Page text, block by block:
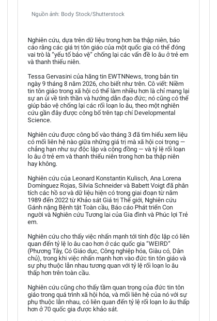
Nguồn ảnh: Body Stock/Shutterstock
Nghiên cứu, dựa trên dữ liệu trong hơn ba thập niên, báo
cáo rằng các giá trị tôn giáo của một quốc gia có thể đóng
vai trò là “yếu tố bảo vệ” chống lại các vấn đề lo âu ở trẻ em
và thanh thiếu niên.
Tessa Gervasini của hãng tin EWTNNews, trong bản tin
ngày 9 tháng 8 năm 2026, cho biết như trên. Cô viết: Niềm
tin tôn giáo trong xã hội có thể làm nhiều hơn là chỉ mang lại
sự an ủi về tinh thần và hướng dẫn đạo đức; nó cũng có thể
giúp bảo vệ chống lại các rối loạn lo âu, theo một nghiên
cứu gần đây được công bố trên tạp chí Developmental
Science.
Nghiên cứu được công bố vào tháng 3 đã tìm hiểu xem liệu
có mối liên hệ nào giữa những giá trị mà xã hội coi trọng —
chẳng hạn như sự độc lập và cộng đồng — và tỷ lệ rối loạn
lo âu ở trẻ em và thanh thiếu niên trong hơn ba thập niên
hay không.
Nghiên cứu của Leonard Konstantin Kulisch, Ana Lorena
Domínguez Rojas, Silvia Schneider và Babett Voigt đã phân
tích các hồ sơ và dữ liệu hiện có trong giai đoạn từ năm
1989 đến 2022 từ Khảo sát Giá trị Thế giới, Nghiên cứu
Gánh nặng Bệnh tật Toàn cầu, Báo cáo Phát triển Con
người và Nghiên cứu Tương lai của Gia đình và Phúc lợi Trẻ
em.
Nghiên cứu cho thấy việc nhấn mạnh tới tính độc lập có liên
quan đến tỷ lệ lo âu cao hơn ở các quốc gia “WEIRD”
(Phương Tây, Có Giáo dục, Công nghiệp hóa, Giàu có, Dân
chủ), trong khi việc nhấn mạnh hơn vào đức tin tôn giáo và
sự phụ thuộc lẫn nhau tương quan với tỷ lệ rối loạn lo âu
thấp hơn trên toàn cầu.
Nghiên cứu cũng cho thấy tầm quan trọng của đức tin tôn
giáo trong quá trình xã hội hóa, và mối liên hệ của nó với sự
phụ thuộc lẫn nhau, có liên quan đến tỷ lệ rối loạn lo âu thấp
hơn ở 70 quốc gia được khảo sát.